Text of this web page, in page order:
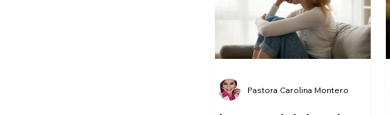
Pastora Carolina Montero